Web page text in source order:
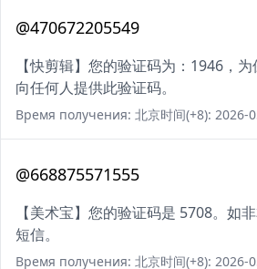
@470672205549
【快剪辑】您的验证码为：1946，
向任何人提供此验证码。
Время получения: 北京时间(+8): 2026-
@668875571555
【美术宝】您的验证码是 5708。如
短信。
Время получения: 北京时间(+8): 2026-